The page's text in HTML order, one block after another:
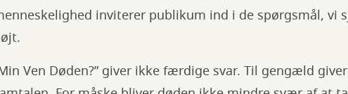
inviterer publikum ind i de spørgsmål, vi
Ven Døden?” giver ikke færdige svar. Til gengæld